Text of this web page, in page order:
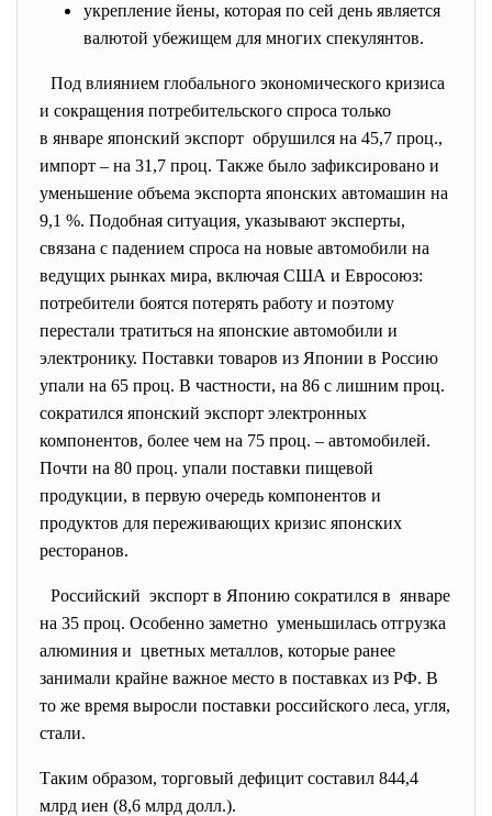
укрепление йены, которая по сей день является
валютой убежищем для многих спекулянтов.
Под влиянием глобального экономического кризиса
и сокращения потребительского спроса только
в январе японский экспорт обрушился на 45,7 проц.,
импорт – на 31,7 проц. Также было зафиксировано и
уменьшение объема экспорта японских автомашин на
9,1 %. Подобная ситуация, указывают эксперты,
связана с падением спроса на новые автомобили на
ведущих рынках мира, включая США и Евросоюз:
потребители боятся потерять работу и поэтому
перестали тратиться на японские автомобили и
электронику. Поставки товаров из Японии в Россию
упали на 65 проц. В частности, на 86 с лишним проц.
сократился японский экспорт электронных
компонентов, более чем на 75 проц. – автомобилей.
Почти на 80 проц. упали поставки пищевой
продукции, в первую очередь компонентов и
продуктов для переживающих кризис японских
ресторанов.
Российский экспорт в Японию сократился в январе
на 35 проц. Особенно заметно уменьшилась отгрузка
алюминия и цветных металлов, которые ранее
занимали крайне важное место в поставках из РФ. В
то же время выросли поставки российского леса, угля,
стали.
Таким образом, торговый дефицит составил 844,4
млрд иен (8,6 млрд долл.).